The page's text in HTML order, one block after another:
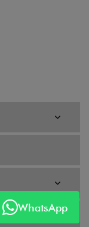
WhatsApp